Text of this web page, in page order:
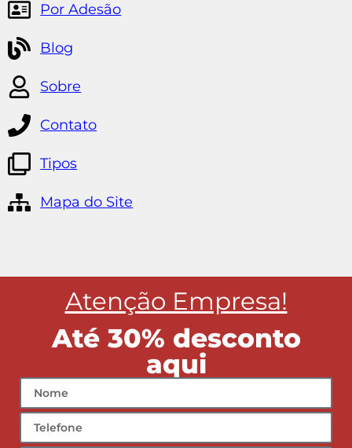
Por Adesão
Blog
Sobre
Contato
Tipos
Mapa do Site
Atenção Empresa!
Até 30% desconto
aqui